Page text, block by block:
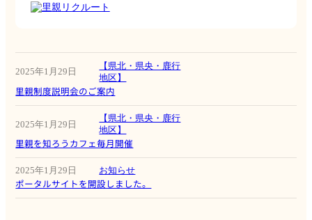
里親リクルート
2025年1月29日
【県北・県央・鹿行
地区】
里親制度説明会のご案内
2025年1月29日
【県北・県央・鹿行
地区】
里親を知ろうカフェ毎月開催
2025年1月29日 お知らせ
ポータルサイトを開設しました。